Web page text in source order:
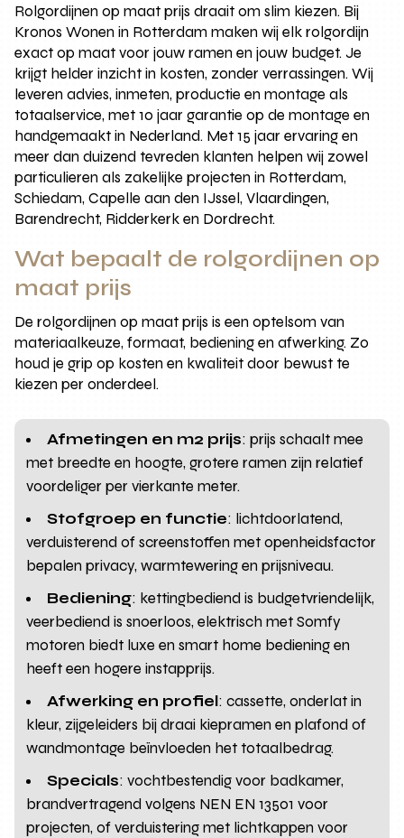
Rolgordijnen op maat prijs draait om slim kiezen. Bij
Kronos Wonen in Rotterdam maken wij elk rolgordijn
exact op maat voor jouw ramen en jouw budget. Je
krijgt helder inzicht in kosten, zonder verrassingen. Wij
leveren advies, inmeten, productie en montage als
totaalservice, met 10 jaar garantie op de montage en
handgemaakt in Nederland. Met 15 jaar ervaring en
meer dan duizend tevreden klanten helpen wij zowel
particulieren als zakelijke projecten in Rotterdam,
Schiedam, Capelle aan den IJssel, Vlaardingen,
Barendrecht, Ridderkerk en Dordrecht.
Wat bepaalt de rolgordijnen op
maat prijs
De rolgordijnen op maat prijs is een optelsom van
materiaalkeuze, formaat, bediening en afwerking. Zo
houd je grip op kosten en kwaliteit door bewust te
kiezen per onderdeel.
Afmetingen en m2 prijs: prijs schaalt mee
met breedte en hoogte, grotere ramen zijn relatief
voordeliger per vierkante meter.
Stofgroep en functie: lichtdoorlatend,
verduisterend of screenstoffen met openheidsfactor
bepalen privacy, warmtewering en prijsniveau.
Bediening: kettingbediend is budgetvriendelijk,
veerbediend is snoerloos, elektrisch met Somfy
motoren biedt luxe en smart home bediening en
heeft een hogere instapprijs.
Afwerking en profiel: cassette, onderlat in
kleur, zijgeleiders bij draai kiepramen en plafond of
wandmontage beïnvloeden het totaalbedrag.
Specials: vochtbestendig voor badkamer,
brandvertragend volgens NEN EN 13501 voor
projecten, of verduistering met lichtkappen voor